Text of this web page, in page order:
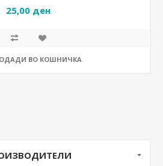
25,00 ден
ВО КОШНИЧКА